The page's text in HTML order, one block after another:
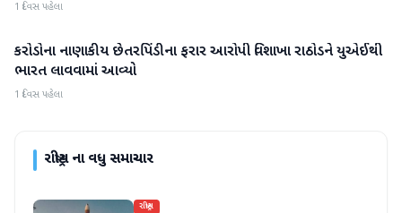
1 દિવસ પહેલા
રાષ્ટ્રીય
કરોડોના નાણાકીય છેતરપિંડીના ફરાર આરોપી વિશાખા રાઠોડને યુએઈથી
ભારત લાવવામાં આવ્યો
1 દિવસ પહેલા
રાષ્ટ્રીયના વધુ સમાચાર
રાષ્ટ્રીય